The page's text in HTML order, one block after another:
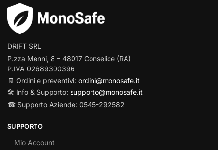
DRIFT SRL
P.zza Menni, 8 – 48017 Conselice (RA)
P.IVA 02689300396
🧾 Ordini e preventivi: ordini@monosafe.it
🛠️ Info & Supporto: supporto@monosafe.it
☎ Supporto Aziende: 0545-292582
SUPPORTO
Mio Account